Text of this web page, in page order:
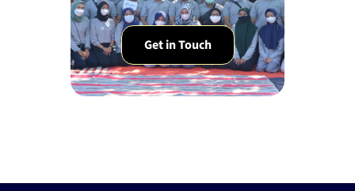
Get in Touch